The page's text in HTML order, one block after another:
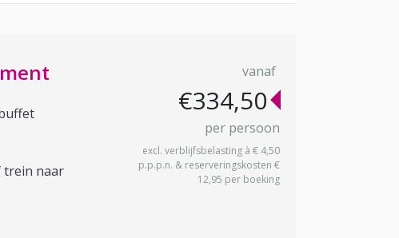
trein naar
vanaf
€334,50
per persoon
excl. verblijfsbelasting à € 4,50
p.p.p.n. & reserveringskosten €
12,95 per boeking